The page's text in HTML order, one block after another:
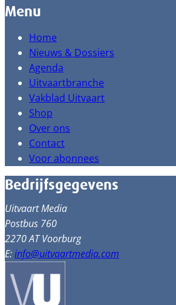
Menu
Home
Nieuws & Dossiers
Agenda
Uitvaartbranche
Vakblad Uitvaart
Shop
Over ons
Contact
Voor abonnees
Bedrijfsgegevens
Uitvaart Media
Postbus 760
2270 AT Voorburg
E:info@uitvaartmedia.com